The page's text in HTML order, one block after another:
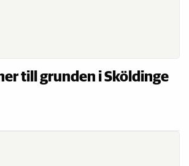
till grunden i Sköldinge